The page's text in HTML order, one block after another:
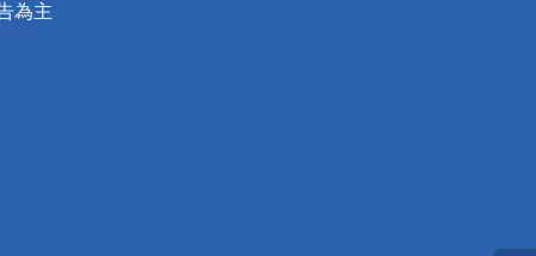
為主